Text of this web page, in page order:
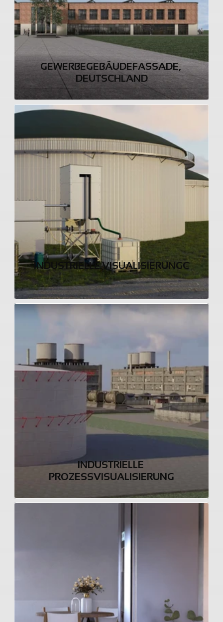
GEWERBEGEBÄUDEFASSADE,
DEUTSCHLAND
INDUSTRIELLE VISUALISIERUNGC
INDUSTRIELLE
PROZESSVISUALISIERUNG